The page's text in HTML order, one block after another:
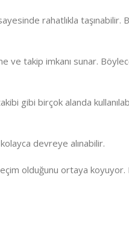
rahatlıkla taşınabilir.
ve takip imkanı sunar.
gibi birçok alanda
devreye alınabilir.
olduğunu ortaya